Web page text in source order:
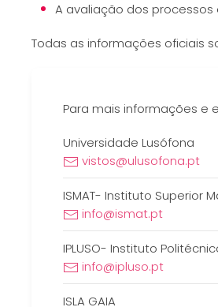
A avaliação dos
Todas as informações oficiais
Para mais informações e
Universidade Lusófona
vistos@ulusofona.pt
ISMAT- Instituto Superior
info@ismat.pt
IPLUSO- Instituto
info@ipluso.pt
ISLA GAIA